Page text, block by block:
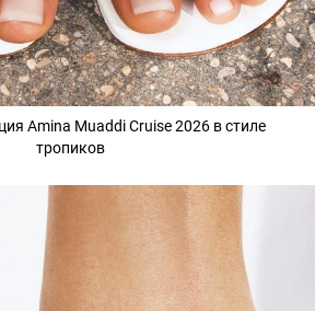
Amina Muaddi Cruise 2026 в стиле
тропиков